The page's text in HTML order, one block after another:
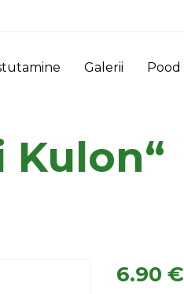
Galerii Pood
Kulon“
6.90€